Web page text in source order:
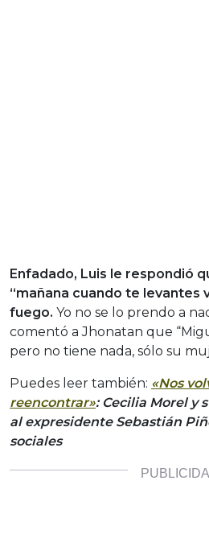
Enfadado, Luis le respondió
“mañana cuando te levantes
fuego. Yo no se lo prendo a
comentó a Jhonatan que
pero no tiene nada, sólo su
Puedes leer también: «Nos
reencontrar»: Cecilia Morel y
al expresidente Sebastián
sociales